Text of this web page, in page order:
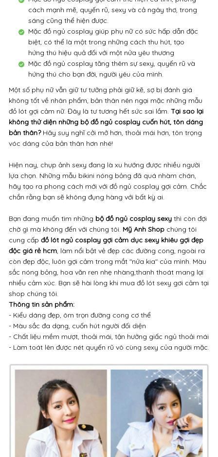
Một số phụ nữ vẫn giữ tư tưởng phải giữ kẽ, sợ bị đánh giá
không tốt về nhân phẩm, bản thân nên ngại mặc những mẫu
đồ lót gợi cảm nữ. Đây là tư tương hết sức sai lầm.
không thử diện những bộ đồ ngủ cosplay cuốn hút, tôn dáng
bản thân?Hãy suy nghĩ cởi mở hơn, thoải mái hơn, tôn trọng
vóc dáng của bản thân hơn nhé!
Hiện nay, chụp ảnh sexy đang là xu hướng được nhiều người
lựa chọn. Những mẫu bikini nóng bỏng đã quá nhàm chán,
hãy tạo ra phong cách mới với đồ ngủ cosplay gợi cảm. Chắc
chắn rằng bạn sẽ không đụng hàng với bất kỳ ai.
Bạn đang muốn tìm nhữngbộ đồ ngủ cosplay sexy thì còn đợi
chờ gì mà không đến với chúng tôi.
độc giá rẻ hcm , làm nổi bật vẻ đẹp các đường cong, ngoài ra
còn đẹp độc, luôn gợi cảm trong mắt "nửa kia" của mình. Màu
sắc nóng bỏng, hoa văn ren nhẹ nhàng,thanh thoát mang lại
nhiều cảm xúc. Bạn sẽ hài lòng khi mua đồ lót sexy gơi cảm tại
Thông tin sản phẩm:
- Kiểu dáng đẹp, ôm trọn đường cong cơ thể
- Màu sắc đa dạng, cuốn hút người đối diện
- Chất liệu mềm mượt, thoải mái, tận hưởng giấc ngủ thoải mái
- Làm toát lên được nét quyến rũ vô cùng sexy của người mặc.